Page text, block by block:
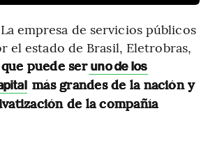
empresa de servicios públicos
el estado de Brasil, Eletrobras,
puede ser uno de los
más grandes de la nación y
de la compañía